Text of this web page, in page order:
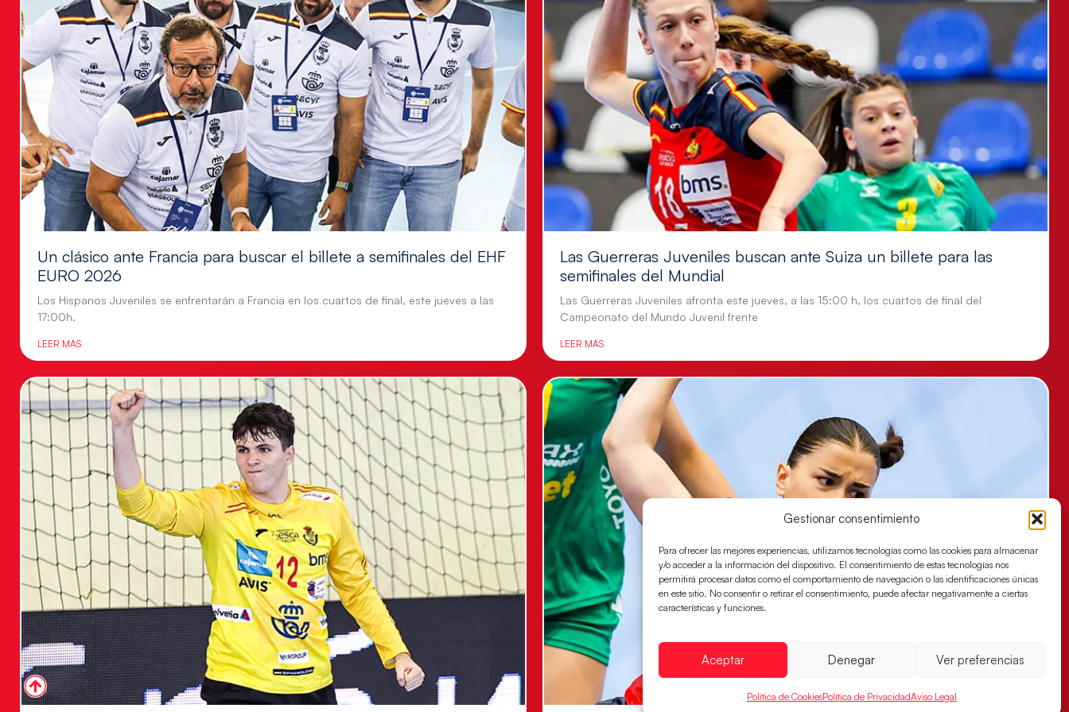
Gestionar consentimiento
Para ofrecer las mejores experiencias, utilizamos tecnologías como las cookies para almacenar
y/o acceder a la información del dispositivo. El consentimiento de estas tecnologías nos
permitirá procesar datos como el comportamiento de navegación o las identificaciones únicas
en este sitio. No consentir o retirar el consentimiento, puede afectar negativamente a ciertas
características y funciones.
Aceptar Denegar Ver preferencias
Política de CookiesPolítica de PrivacidadAviso Legal
Un clásico ante Francia para buscar el billete a semifinales del EHF
EURO 2026
Los Hispanos Juveniles se enfrentarán a Francia en los cuartos de final, este jueves a las
17:00h.
LEER MÁS
Las Guerreras Juveniles buscan ante Suiza un billete para las
semifinales del Mundial
Las Guerreras Juveniles afronta este jueves, a las 15:00 h, los cuartos de final del
Campeonato del Mundo Juvenil frente
LEER MÁS